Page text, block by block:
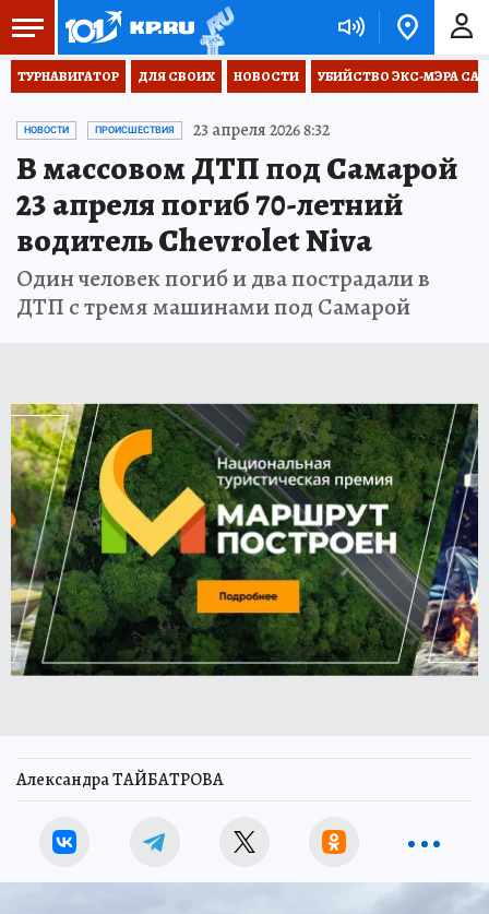
ТУРНАВИГАТОР ДЛЯ СВОИХ НОВОСТИ УБИЙСТВО ЭКС-МЭРА
НОВОСТИ ПРОИСШЕСТВИЯ 23 апреля 2026 8:32
В массовом ДТП под Самарой
23 апреля погиб 70-летний
водитель Chevrolet Niva
Один человек погиб и два пострадали в
ДТП с тремя машинами под Самарой
Александра ТАЙБАТРОВА